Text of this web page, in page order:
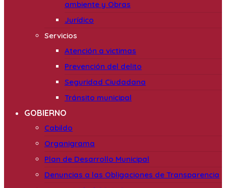
ambiente y Obras
Jurídico
Servicios
Atención a victimas
Prevención del delito
Seguridad Ciudadana
Tránsito municipal
GOBIERNO
Cabildo
Organigrama
Plan de Desarrollo Municipal
Denuncias a las Obligaciones de Transparencia